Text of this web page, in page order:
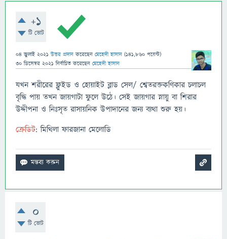
+1
টি ভোট
04 জুলাই 2021 উত্তর প্রদান করেছেন মেহেদী হাসান (141,860 পয়েন্ট)
30 ডিসেম্বর 2021 নির্বাচিত করেছেন মেহেদী হাসান
যখন শরীরের ফ্লুইড ও হোয়াইট ব্লাড সেল/ শ্বেতরক্তকণিকার চলাচল
বৃদ্ধি পায় তখন জায়গাটা ফুলে উঠে। সেই জায়গার স্নায়ু বা শিরার
উদ্দীপনা ও নিঃসৃত রাসায়নিক উপাদানের জন্য ব্যথা শুরু হয়।
ক্রেডিট: মিথিলা ফারজানা মেলোডি
0
টি ভোট